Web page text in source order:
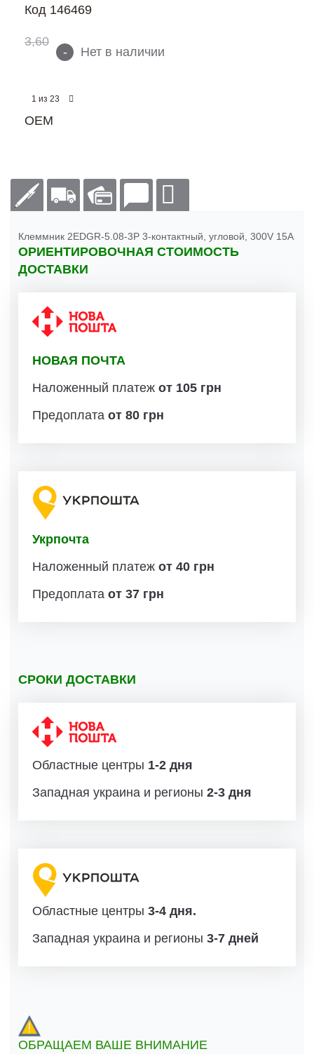
Код 146469
3,60
- Нет в наличии
1 из 23
OEM
Клеммник 2EDGR-5.08-3P 3-контактный, угловой, 300V 15А
ОРИЕНТИРОВОЧНАЯ СТОИМОСТЬ
ДОСТАВКИ
НОВАЯ ПОЧТА
Наложенный платеж от 105 грн
Предоплата от 80 грн
Укрпочта
Наложенный платеж от 40 грн
Предоплата от 37 грн
СРОКИ ДОСТАВКИ
Областные центры 1-2 дня
Западная украина и регионы 2-3 дня
Областные центры 3-4 дня.
Западная украина и регионы 3-7 дней
ОБРАЩАЕМ ВАШЕ ВНИМАНИЕ